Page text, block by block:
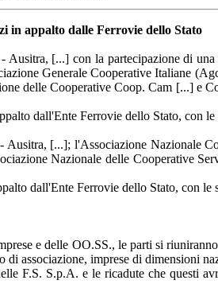
in appalto dalle Ferrovie dello Stato
[...] con la partecipazione di
Generale Cooperative Italiane
delle Cooperative Coop. Cam [...] e
dall'Ente Ferrovie dello Stato, con
[...]; l'Associazione Nazionale
Nazionale delle Cooperative
dall'Ente Ferrovie dello Stato, con le
e delle OO.SS., le parti si
associazione, imprese di dimensioni
F.S. S.p.A. e le ricadute che questi